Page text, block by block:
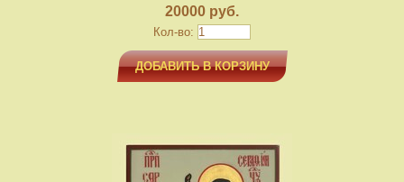
20000 руб.
Кол-во:
ДОБАВИТЬ В КОРЗИНУ